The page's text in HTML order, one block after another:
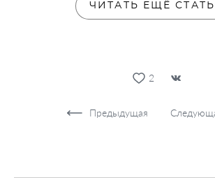
ЧИТАТЬ ЕЩЁ
2
Предыдущая